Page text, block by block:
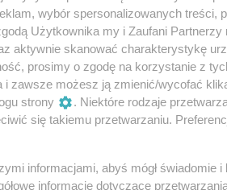
rozwiązać zagadkę
Niebuszewie. W
butelki wina rozlane w 1933
wciąż lśniące żyletki, a nawet
barwy. W szpargałach są
wiemy tylko, że Willy
w filmie osób, krok po
i oddać im to co zwykle
wybór spersonalizowanych treści,
Użytkownika my i Zaufani
aktywnie skanować charakterystykę
prosimy o zgodę na korzystanie z
i zawsze możesz ją zmienić/wycofać
strony
. Niektóre rodzaje
się takiemu przetwarzaniu.
informacjami, abyś mógł
informacje dotyczące